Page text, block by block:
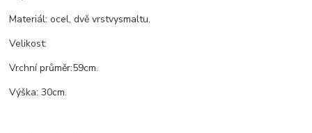
Materiál:ocel,dvě vrstvysmaltu.
Velikost:
Vrchníprůměr:59cm.
Výška:30cm.